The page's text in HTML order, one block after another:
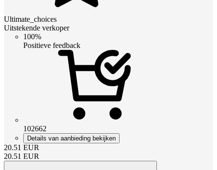
Ultimate_choices
Uitstekende verkoper
100%
Positieve feedback
102662
Details van aanbieding bekijken
20.51 EUR
20.51 EUR